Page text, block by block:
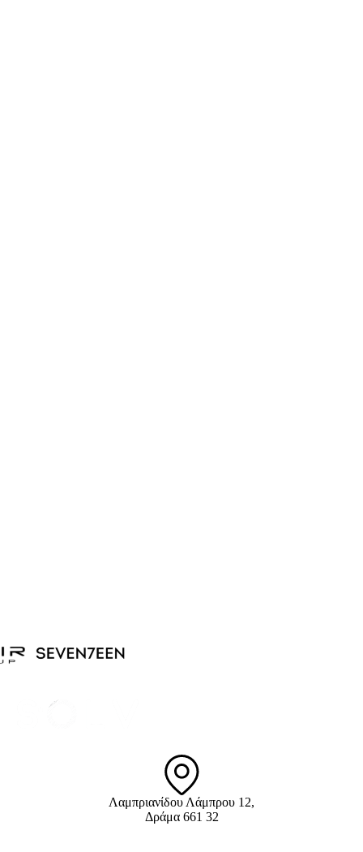
Λαμπριανίδου Λάμπρου 12,
Δράμα 661 32